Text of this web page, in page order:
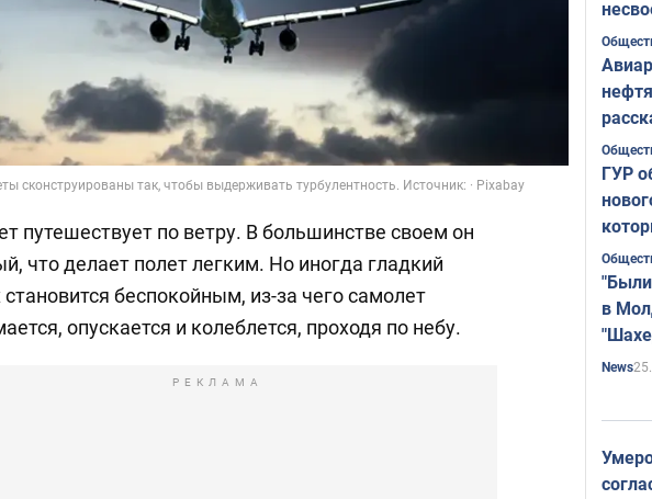
сконструированы так, чтобы выдерживать турбулентность. Источник: · Pixabay
путешествует по ветру. В большинстве своем он
что делает полет легким. Но иногда гладкий
становится беспокойным, из-за чего самолет
опускается и колеблется, проходя по небу.
РЕКЛАМА
ГУР
в
News